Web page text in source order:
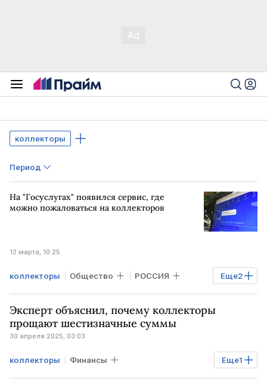
коллекторы
Период
На "Госуслугах" появился сервис, где
можно пожаловаться на коллекторов
12 марта, 10:25
Еще2
коллекторы Общество РОССИЯ
РФ Минцифры
Эксперт объяснил, почему коллекторы
прощают шестизначные суммы
30 апреля 2025, 03:03
Еще1
коллекторы Финансы